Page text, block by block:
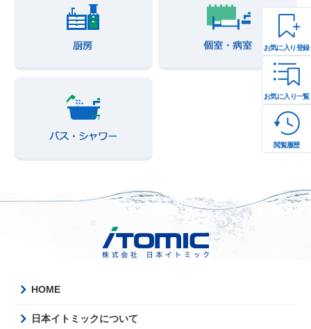
お気に入り登録
お気に入り一覧
閲覧履歴
HOME
日本イトミックについて